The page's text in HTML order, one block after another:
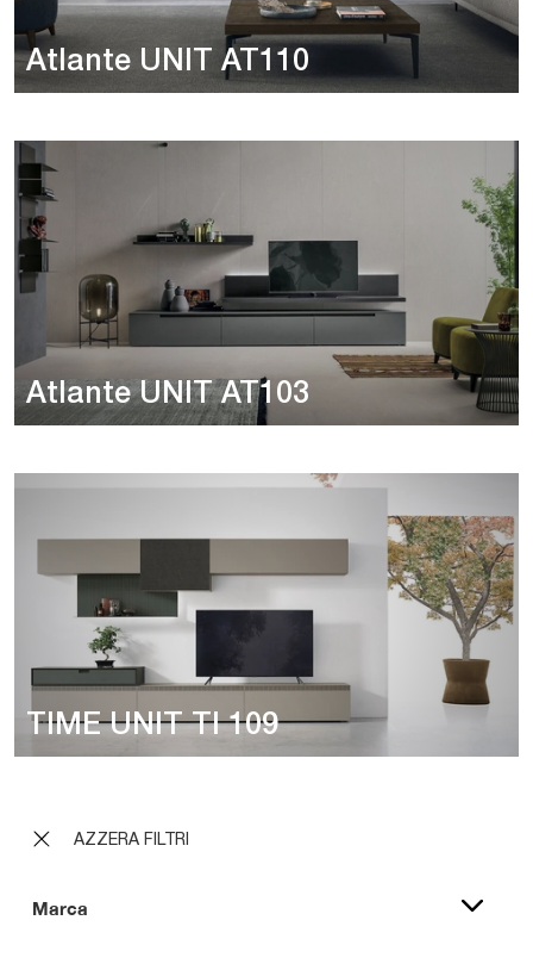
AZZERA FILTRI
Marca
Atlante UNIT AT110
Atlante UNIT AT103
TIME UNIT TI 109